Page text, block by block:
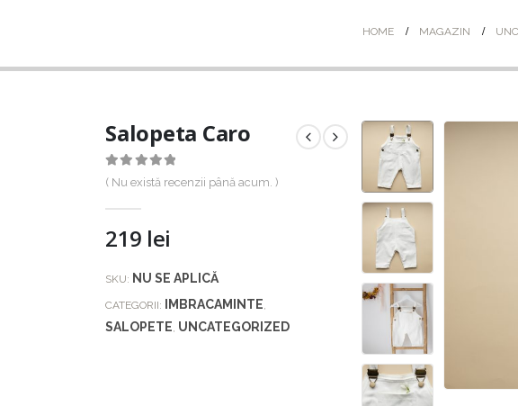
HOME
MAGAZIN
Salopeta Caro
0out of 5
( Nu există recenzii până acum. )
219 lei
SKU: NU SE APLICĂ
CATEGORII: IMBRACAMINTE
SALOPETE UNCATEGORIZED